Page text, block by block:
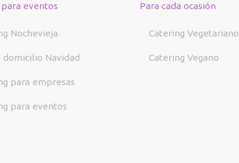
eventos
Nochevieja
domicilio Navidad
para empresas
para eventos
Para cada ocasión
Catering Vegetariano
Catering Vegano